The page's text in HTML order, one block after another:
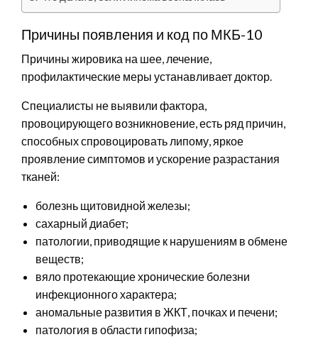
Причины появления и код по МКБ-10
Причины жировика на шее, лечение,
профилактические меры устанавливает доктор.
Специалисты не выявили фактора,
провоцирующего возникновение, есть ряд причин,
способных спровоцировать липому, яркое
проявление симптомов и ускорение разрастания
тканей:
болезнь щитовидной железы;
сахарный диабет;
патологии, приводящие к нарушениям в обмене
веществ;
вяло протекающие хронические болезни
инфекционного характера;
аномальные развития в ЖКТ, почках и печени;
патология в области гипофиза;